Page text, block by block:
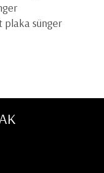
plaka sünger